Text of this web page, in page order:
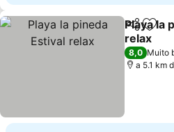
Partilhar
Playa la
relax
Ver
8,0 Muito
a 5.1 km